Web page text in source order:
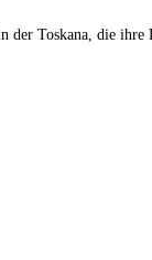
der Toskana, die